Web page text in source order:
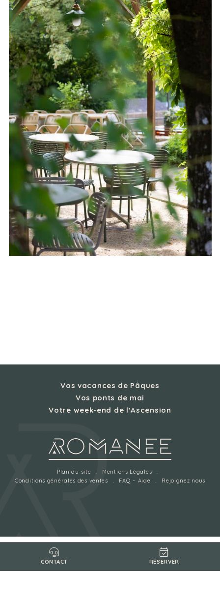
RÉSERVER
Vos vacances de Pâques
Vos ponts de mai
Votre week-end de l’Ascension
Plan du site
Mentions Légales
Conditions générales des ventes
FAQ – Aide Rejoignez nous